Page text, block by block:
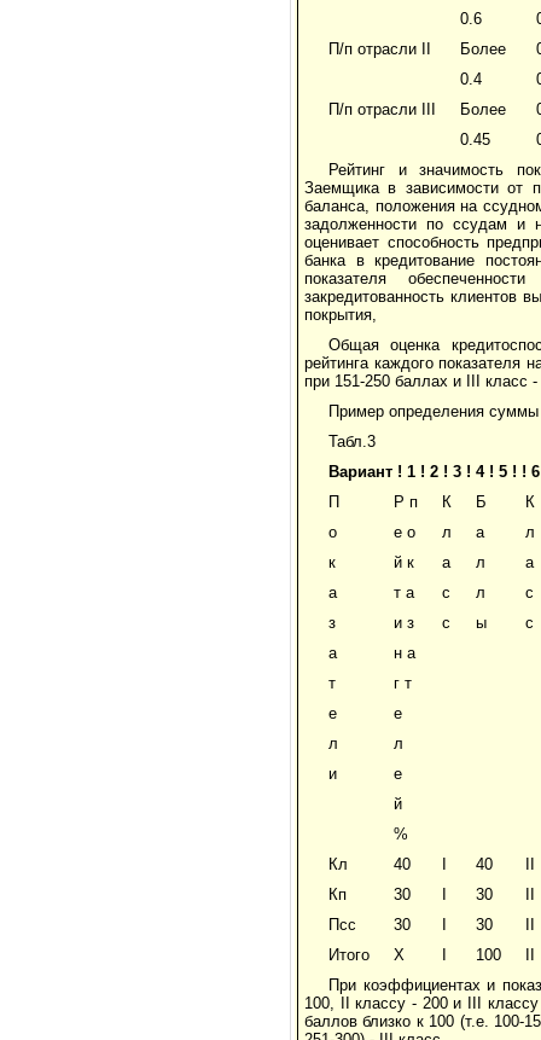
0.6
П/п отрасли II
Более
0.4
П/п отрасли III
Более
0.45
Рейтинг и значимость
Заемщика в зависимости от
баланса, положения на
задолженности по ссудам и
оценивает способность
банка в кредитование
показателя
закредитованность клиентов
покрытия,
Общая оценка
рейтинга каждого показателя
при 151-250 баллах и III класс
Пример определения
Табл.3
Вариант ! 1 ! 2 ! 3 ! 4 ! 5 ! ! 6
П
о
к
а
з
а
т
е
л
и
Р п
е о
й к
т а
и з
н а
г т
е
л
е
й
%
К
л
а
с
с
Б
а
л
л
ы
К
л
а
с
с
Кл 40 40
Кп
30 30
Псс
30 30
Итого
X 100
При коэффициентах и
100, II классу - 200 и III
баллов близко к 100 (т.е. 100-